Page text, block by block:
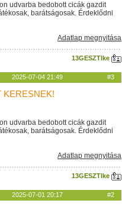
udvarba bedobott cicák gazdit
barátságosak. Érdeklődni
Adatlap megnyitása
13GESZTIke
2025-07-04 21:49 #3
KERESNEK!
udvarba bedobott cicák gazdit
barátságosak. Érdeklődni
Adatlap megnyitása
13GESZTIke
2025-07-01 20:17 #2